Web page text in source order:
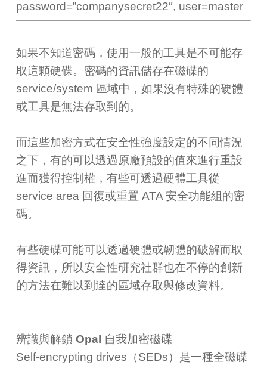
password=”companysecret22″, user=master
如果不知道密碼，使用一般的工具是不可能存
取這顆硬碟。密碼的資訊儲存在磁碟的
service/system 區域中，如果沒有特殊的硬體
或工具是無法存取到的。
而這些加密方式在安全性強度設定的不同情況
之下，有的可以透過原廠預設的值來進行重設
進而獲得控制權，有些可透過硬體工具從
service area 回復或重置 ATA 安全功能組的密
碼。
有些硬碟可能可以透過硬體或韌體的破解而取
得資訊，所以安全性研究社群也在不停的創新
的方法在難以到達的區域存取與修改資料。
辨識與解鎖 Opal 自我加密磁碟
Self-encrypting drives（SEDs）是一種全磁碟